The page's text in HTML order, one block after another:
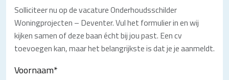
Solliciteer nu op de vacature Onderhoudsschilder
Woningprojecten – Deventer. Vul het formulier in en wij
kijken samen of deze baan écht bij jou past. Een cv
toevoegen kan, maar het belangrijkste is dat je je aanmeldt.
Voornaam*